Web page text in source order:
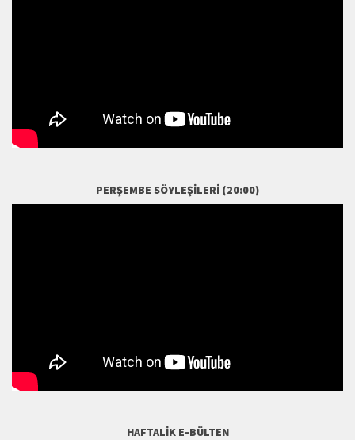
PERŞEMBE SÖYLEŞILERI (20:00)
HAFTALIK E-BÜLTEN